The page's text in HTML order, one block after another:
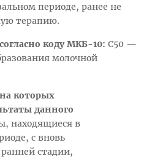
периоде, ранее не
терапию.
коду МКБ-10: С50 —
молочной
которых
данного
находящиеся в
с вновь
стадии,